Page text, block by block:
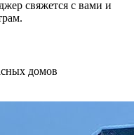
свяжется с вами и
домов